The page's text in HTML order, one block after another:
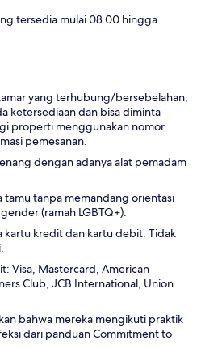
tersedia mulai 08.00 hingga
yang terhubung/bersebelahan,
ketersediaan dan bisa diminta
properti menggunakan nomor
pemesanan.
dengan adanya alat pemadam
tamu tanpa memandang orientasi
(ramah LGBTQ+).
kartu kredit dan kartu debit. Tidak
Visa, Mastercard, American
Club, JCB International, Union
bahwa mereka mengikuti praktik
dari panduan Commitment to